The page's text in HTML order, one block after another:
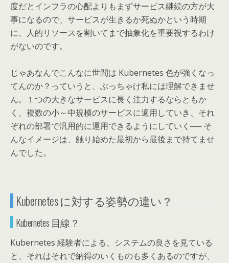
度だとインフラの心配よりもまずサービス継続の方が大
事になるので、サービスが生きるか死ぬかという時期
に、人的リソースを割いてまで抽象化を重要視するわけ
がないのです。
じゃあなんでこんなに世間は Kubernetes 色が強くなっ
てんのか？っていうと、ぶっちゃけ私には理解できませ
ん。１つの大きなサービスに長く注力するならともか
く、複数の小～中規模のサービスに適用していき、それ
ぞれの部署で汎用的に運用できるようにしていく── そ
んなイメージは、触り始めた最初から最後まで持てませ
んでした。
Kubernetes に対する姿勢の違い？
Kubernetes 目線？
Kubernetes 経験者による、システムの良さを見ている
と、それはそれで納得のいくものも多くあるのですが、